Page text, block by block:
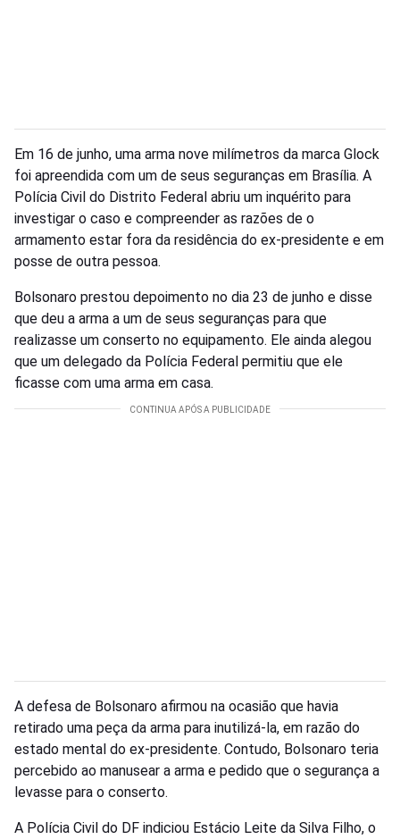
Em 16 de junho, uma arma nove milímetros da marca Glock
foi apreendida com um de seus seguranças em Brasília. A
Polícia Civil do Distrito Federal abriu um inquérito para
investigar o caso e compreender as razões de o
armamento estar fora da residência do ex-presidente e em
posse de outra pessoa.
Bolsonaro prestou depoimento no dia 23 de junho e disse
que deu a arma a um de seus seguranças para que
realizasse um conserto no equipamento. Ele ainda alegou
que um delegado da Polícia Federal permitiu que ele
ficasse com uma arma em casa.
A defesa de Bolsonaro afirmou na ocasião que havia
retirado uma peça da arma para inutilizá-la, em razão do
estado mental do ex-presidente. Contudo, Bolsonaro teria
percebido ao manusear a arma e pedido que o segurança a
levasse para o conserto.
A Polícia Civil do DF indiciou Estácio Leite da Silva Filho, o